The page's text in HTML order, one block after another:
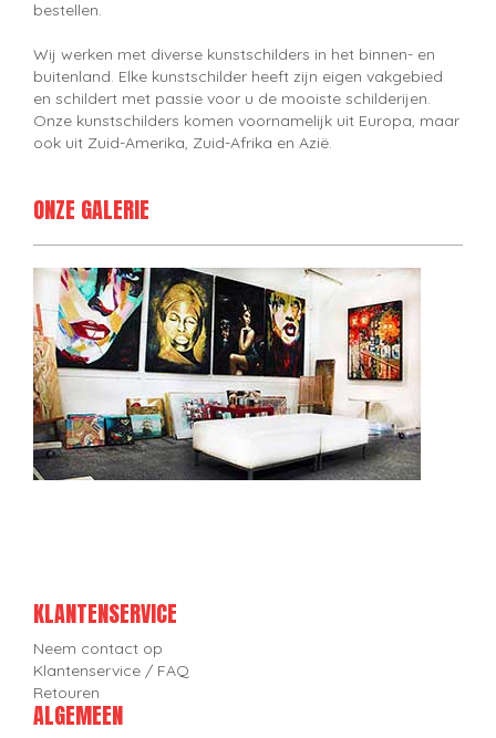
bestellen.
Wij werken met diverse kunstschilders in het binnen- en
buitenland. Elke kunstschilder heeft zijn eigen vakgebied
en schildert met passie voor u de mooiste schilderijen.
Onze kunstschilders komen voornamelijk uit Europa, maar
ook uit Zuid-Amerika, Zuid-Afrika en Azië.
ONZE GALERIE
KLANTENSERVICE
Neem contact op
Klantenservice / FAQ
Retouren
ALGEMEEN